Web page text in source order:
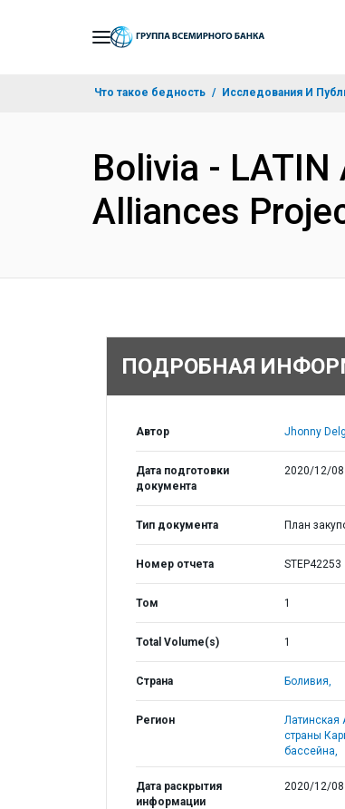
Что такое бедность Исследования И
Bolivia - LATIN
Alliances
ПОДРОБНАЯ
Автор Jhonny
Дата подготовки
документа
2020/12/08
Тип документа План
Номер отчета STEP42253
Том 1
Total Volume(s) 1
Страна Боливия,
Регион
Латинская
страны
бассейна,
Дата раскрытия
информации
2020/12/08